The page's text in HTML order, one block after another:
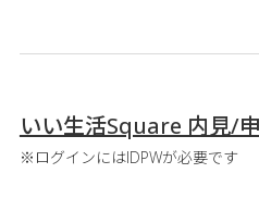
いい生活Square 内見/
※ログインにはIDPWが必要です